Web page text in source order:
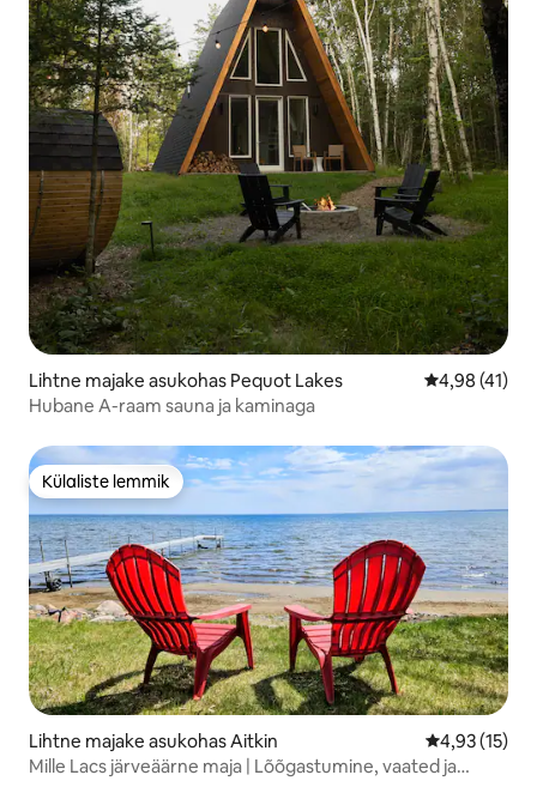
Lihtne majake asukohas Pequot Lakes Keskmine
4,98 (41)
Hubane A-raam sauna ja kaminaga
Külaliste lemmik
Külaliste lemmik
Lihtne majake asukohas Aitkin Keskmine
4,93 (15)
Mille Lacs järveäärne maja | Lõõgastumine, vaated ja